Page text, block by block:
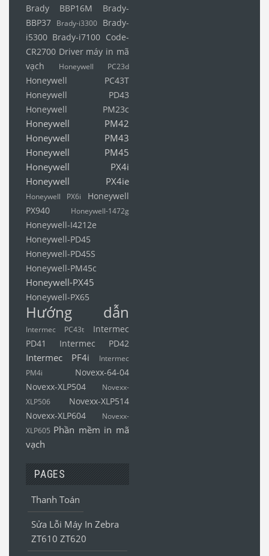
Brady BBP16M
Brady-
BBP37 Brady-i3300 Brady-
i5300 Brady-i7100 Code-
CR2700 Driver máy in mã
vạch
Honeywell PC23d
Honeywell PC43T
Honeywell PD43
Honeywell PM23c
Honeywell PM42
Honeywell PM43
Honeywell PM45
Honeywell PX4i
Honeywell PX4ie
Honeywell PX6i
Honeywell
PX940
Honeywell-1472g
Honeywell-I4212e
Honeywell-PD45
Honeywell-PD45S
Honeywell-PM45c
Honeywell-PX45
Honeywell-PX65
Hướng dẫn
Intermec PC43t
Intermec
PD41
Intermec PD42
Intermec PF4i
Intermec
PM4i
Novexx-64-04
Novexx-XLP504
Novexx-
XLP506
Novexx-XLP514
Novexx-XLP604
Novexx-
XLP605 Phần mềm in mã
vạch
PAGES
Thanh Toán
Sửa Lỗi Máy In Zebra
ZT610 ZT620